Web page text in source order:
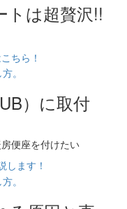
トは超贅沢!!
ちら！
）に取付
便座を付けたい
します！